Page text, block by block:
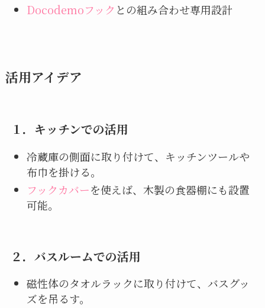
Docodemoフック との組み合わせ専用設計
活用アイデア
１． キッチンでの活用
冷蔵庫の側面に取り付けて、キッチンツールや
布巾を掛ける。
フックカバーを使えば、木製の食器棚にも設置
可能。
２． バスルームでの活用
磁性体のタオルラックに取り付けて、バスグッ
ズを吊るす。